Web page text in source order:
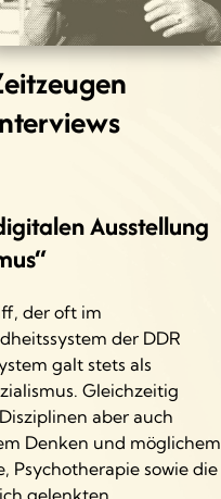
Ausstellung
der oft im
der DDR
galt stets als
Gleichzeitig
aber auch
Denken und möglichem
Psychotherapie sowie die